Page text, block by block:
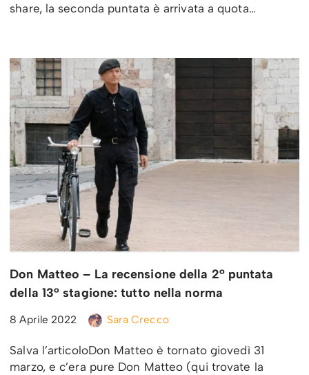
share, la seconda puntata è arrivata a quota…
Don Matteo – La recensione della 2° puntata
della 13° stagione: tutto nella norma
8 Aprile 2022 Sara Crecco
Salva l’articoloDon Matteo è tornato giovedì 31
marzo, e c’era pure Don Matteo (qui trovate la